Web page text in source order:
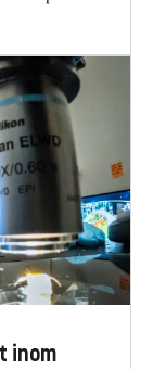
inom